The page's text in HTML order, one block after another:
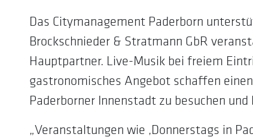
Das Citymanagement Paderborn
Brockschnieder & Stratmann GbR
Hauptpartner. Live-Musik bei freiem
gastronomisches Angebot schaffen
Paderborner Innenstadt zu besuchen
„Veranstaltungen wie ‚Donnerstags in